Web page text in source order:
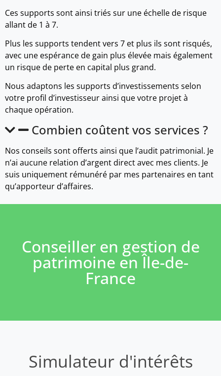
Ces supports sont ainsi triés sur une échelle de risque
allant de 1 à 7.
Plus les supports tendent vers 7 et plus ils sont risqués,
avec une espérance de gain plus élevée mais également
un risque de perte en capital plus grand.
Nous adaptons les supports d’investissements selon
votre profil d’investisseur ainsi que votre projet à
chaque opération.
Combien coûtent vos services ?
Nos conseils sont offerts ainsi que l’audit patrimonial. Je
n’ai aucune relation d’argent direct avec mes clients. Je
suis uniquement rémunéré par mes partenaires en tant
qu’apporteur d’affaires.
Conseiller en gestion de
patrimoine en Île-de-
France
Simulateur d'intérêts